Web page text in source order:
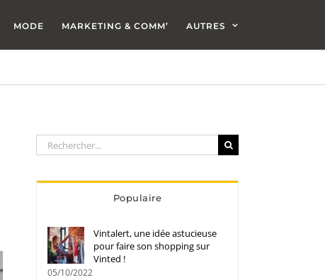
MODE MARKETING & COMM’ AUTRES
Rechercher:
Populaire
Vintalert, une idée astucieuse
pour faire son shopping sur
Vinted !
05/10/2022